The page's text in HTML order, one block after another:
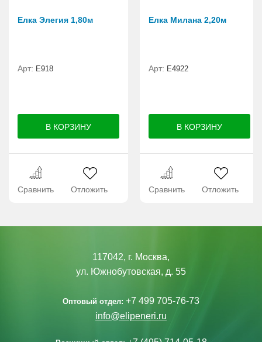
Елка Элегия 1,80м
Арт: E918
Сравнить Отложить
Елка Милана 2,20м
Арт: Е4922
Сравнить Отложить
117042, г. Москва,
ул. Южнобутовская, д. 55
Оптовый отдел: +7 499 705-76-73
info@elipeneri.ru